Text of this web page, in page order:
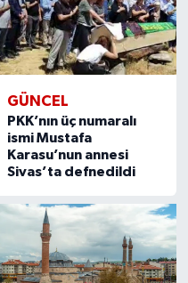
GÜNCEL
PKK’nın üç numaralı
ismi Mustafa
Karasu’nun annesi
Sivas’ta defnedildi